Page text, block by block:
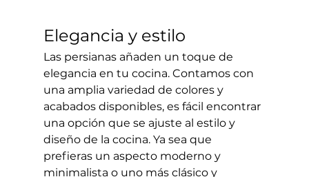
Elegancia y estilo
Las persianas añaden un toque de
elegancia en tu cocina. Contamos con
una amplia variedad de colores y
acabados disponibles, es fácil encontrar
una opción que se ajuste al estilo y
diseño de la cocina. Ya sea que
prefieras un aspecto moderno y
minimalista o uno más clásico y